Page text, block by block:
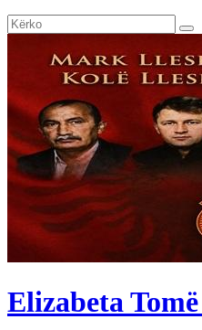
Elizabeta